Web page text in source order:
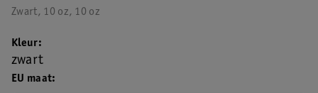
Zwart, 10 oz, 10 oz
EU maat
Kleur
zwart